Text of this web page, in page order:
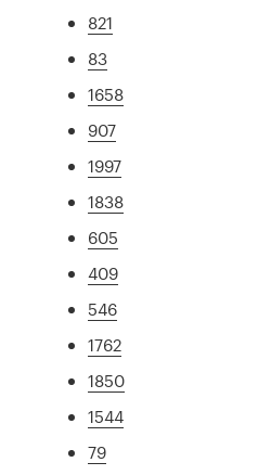
821
83
1658
907
1997
1838
605
409
546
1762
1850
1544
79